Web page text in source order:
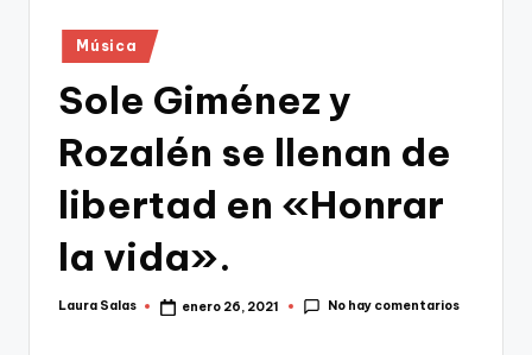
Publicado
en
Música
Sole Giménez y
Rozalén se llenan de
libertad en «Honrar
la vida».
Publicado
Laura Salas enero 26, 2021 No hay comentarios